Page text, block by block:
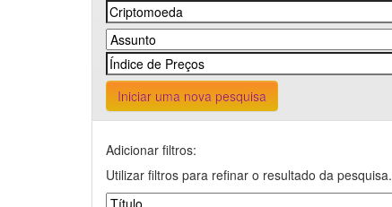
Iniciar uma nova pesquisa
Adicionar filtros:
Utilizar filtros para refinar o resultado da pesquisa.